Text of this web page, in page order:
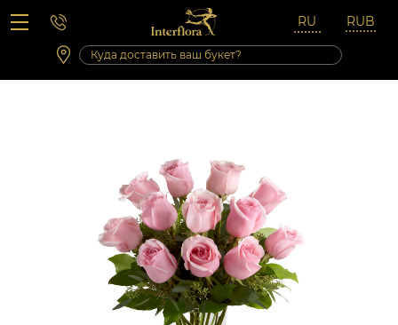
Вопросы-ответы
Сб 10:00 ‐ 14:00
Выходные и праздничные дни